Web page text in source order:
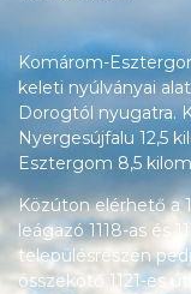
Komárom-
keleti nyúlványai
Dorogtól nyugatra.
Nyergesújfalu 12,5
Esztergom 8,5
Közúton elérhető a
leágazó 1118-as és
településrészén
összekötő 1121-es